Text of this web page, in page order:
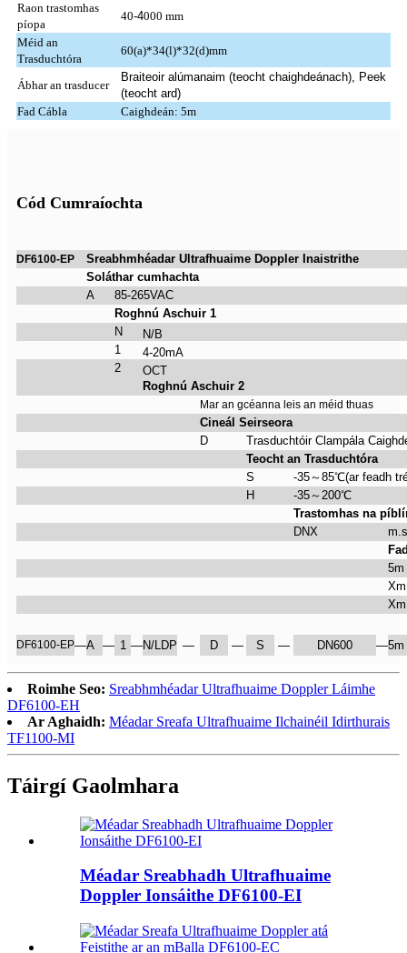
Raon trastomhas
píopa
40-4000 mm
Méid an
Trasduchtóra
60(a)*34(l)*32(d)mm
Ábhar an trasducer
Braiteoir alúmanaim (teocht chaighdeánach), Peek
(teocht ard)
Fad Cábla
Caighdeán: 5m
Cód Cumraíochta
DF6100-EP
Sreabhmhéadar Ultrafhuaime Doppler Inaistrithe
Soláthar cumhachta
A
85-265VAC
Roghnú Aschuir 1
N
N/B
1
4-20mA
2
OCT
Roghnú Aschuir 2
Mar an gcéanna leis an méid thuas
Cineál Seirseora
D
Trasduchtóir Clampála
Teocht an Trasduchtóra
S
-35～85℃(ar feadh
H
-35～ 200℃
Trastomhas na
DNX
5m
Xm
DF6100-EP—A — 1 —N/LDP — D — S — DN600 —5m
Roimhe Seo: Sreabhmhéadar Ultrafhuaime Doppler Láimhe
DF6100-EH
Ar Aghaidh: Méadar Sreafa Ultrafhuaime Ilchainéil Idirthurais
TF1100-MI
Táirgí Gaolmhara
Méadar Sreabhadh Ultrafhuaime
Doppler Ionsáithe DF6100-EI